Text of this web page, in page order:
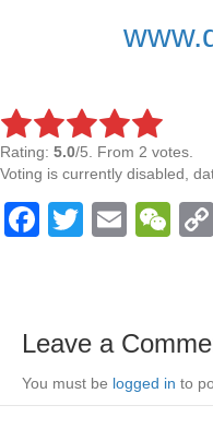
Rating: 5.0/5. From 2 votes.
Voting is currently disabled,
F
b
o
T
E
W
at
Leave a
You must be logged in to